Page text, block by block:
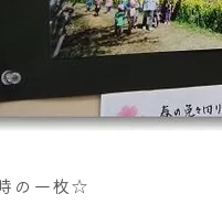
の一枚☆